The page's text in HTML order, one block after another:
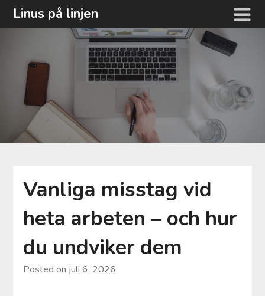
HoppaLinus på linjen
Vanliga misstag vid
heta arbeten – och hur
du undviker dem
Posted on juli 6, 2026